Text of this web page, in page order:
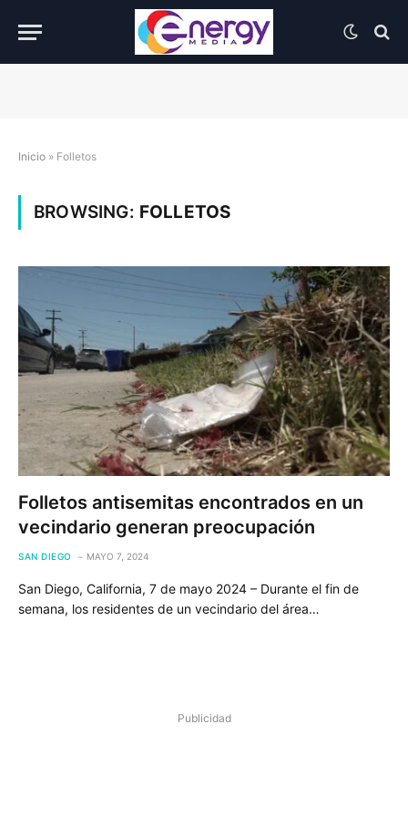
Inicio » Folletos
BROWSING: FOLLETOS
Folletos antisemitas encontrados en un
vecindario generan preocupación
SAN DIEGO MAYO 7, 2024
San Diego, California, 7 de mayo 2024 – Durante el fin de
semana, los residentes de un vecindario del área…
Publicidad